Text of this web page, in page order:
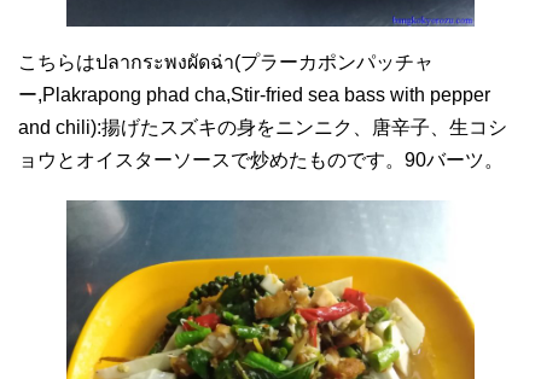
こちらはปลากระพงผัดฉ่า(プラーカポンパッチャ
ー,Plakrapong phad cha,Stir-fried sea bass with pepper
and chili):揚げたスズキの身をニンニク、唐辛子、生コシ
ョウとオイスターソースで炒めたものです。90バーツ。